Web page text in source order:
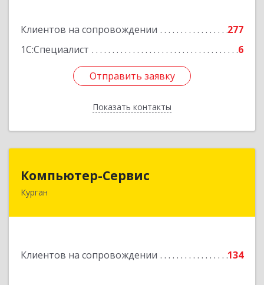
Клиентов на сопровождении
277
1С:Специалист
6
Отправить заявку
Показать контакты
Отправить заявку
Назад
Компьютер-Сервис
Курган
Клиентов на сопровождении 134